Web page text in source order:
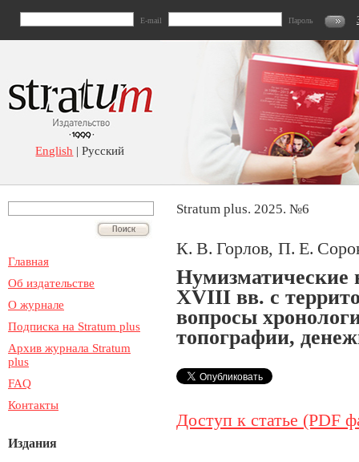
E-mail Пароль
English | Русский
Главная
Об издательстве
О журнале
Подписка на Stratum plus
Архив журнала Stratum
plus
FAQ
Контакты
Издания
Stratum plus. 2025. №6
К. В. Горлов, П. Е.
XVIII вв. с
вопросы
топографии,
Доступ к статье (PDF